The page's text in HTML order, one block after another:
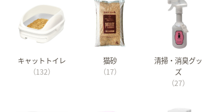
キャットトイレ
（132）
猫砂
（17）
清掃・消臭グッ
ズ
（27）